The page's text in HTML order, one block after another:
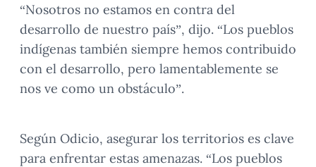
“Nosotros no estamos en contra del
desarrollo de nuestro país”, dijo. “Los pueblos
indígenas también siempre hemos contribuido
con el desarrollo, pero lamentablemente se
nos ve como un obstáculo”.
Según Odicio, asegurar los territorios es clave
para enfrentar estas amenazas. “Los pueblos